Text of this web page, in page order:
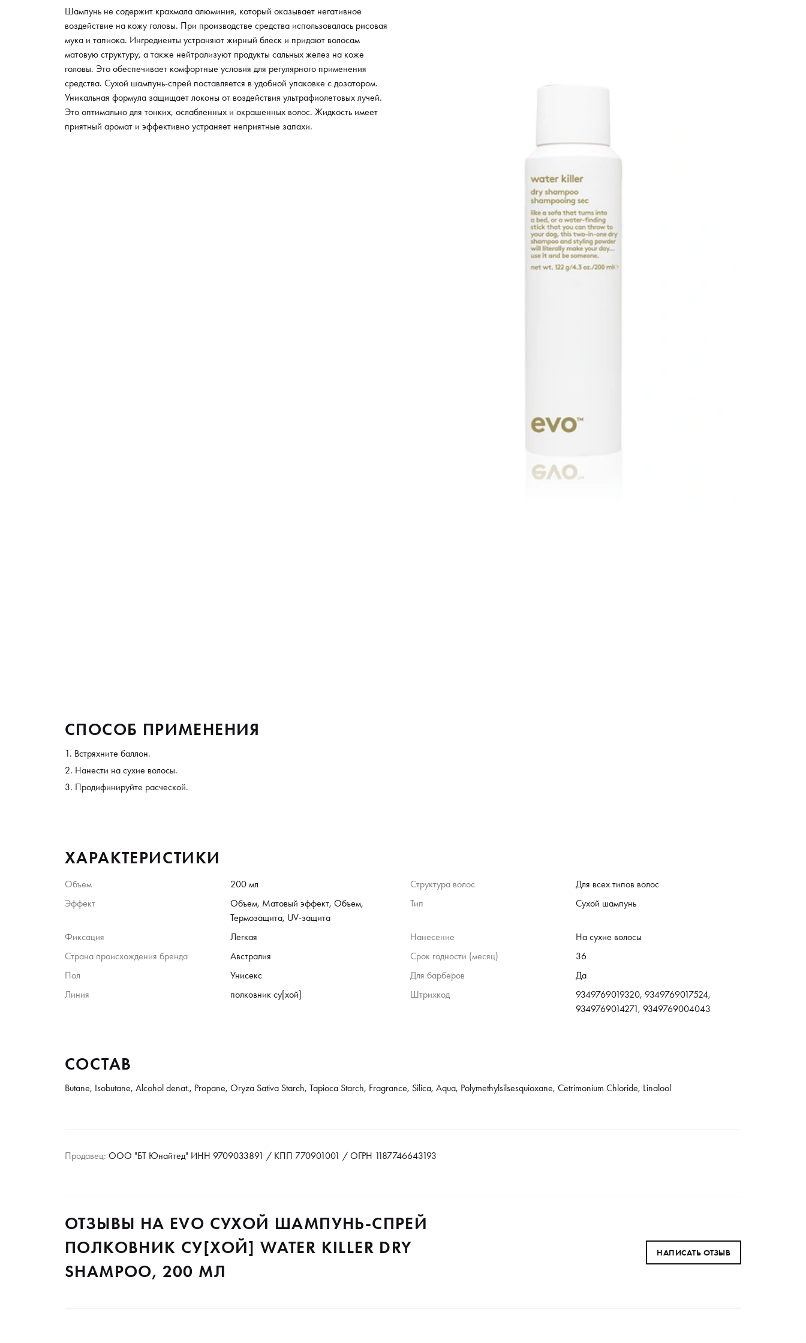
Шампунь не содержит крахмала алюминия, который оказывает негативное
воздействие на кожу головы. При производстве средства использовалась рисовая
мука и тапиока. Ингредиенты устраняют жирный блеск и придают волосам
матовую структуру, а также нейтрализуют продукты сальных желез на коже
головы. Это обеспечивает комфортные условия для регулярного применения
средства. Сухой шампунь-спрей поставляется в удобной упаковке с дозатором.
Уникальная формула защищает локоны от воздействия ультрафиолетовых лучей.
Это оптимально для тонких, ослабленных и окрашенных волос. Жидкость имеет
приятный аромат и эффективно устраняет неприятные запахи.
СПОСОБ ПРИМЕНЕНИЯ
Встряхните баллон.
Нанести на сухие волосы.
Продифинируйте расческой.
ХАРАКТЕРИСТИКИ
Объем 200 мл Структура волос
Для всех типов волос
Эффект
Объем, Матовый эффект, Объем,
Термозащита, UV-защита
Тип Сухой шампунь
Фиксация Легкая Нанесение
На сухие волосы
Страна происхождения бренда
Австралия Срок годности (месяц)
36
Пол
Унисекс Для барберов
Да
Линия
полковник су[хой] Штрихкод
9349769019320, 9349769017524,
9349769014271, 9349769004043
СОСТАВ
Butane, Isobutane, Alcohol denat., Propane, Oryza Sativa Starch, Tapioca Starch, Fragrance, Silica, Aqua, Polymethylsilsesquioxane, Cetrimonium Chloride, Linalool
Продавец: ООО "БТ Юнайтед" ИНН 9709033891 / КПП 770901001 / ОГРН 1187746643193
ОТЗЫВЫ НА EVO СУХОЙ ШАМПУНЬ-СПРЕЙ
ПОЛКОВНИК СУ[ХОЙ] WATER KILLER DRY
SHAMPOO, 200 МЛ
НАПИСАТЬ ОТЗЫВ